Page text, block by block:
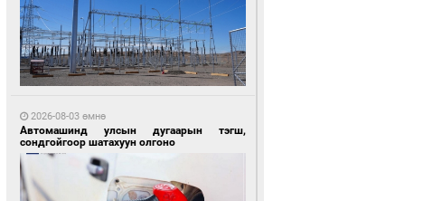
19 цагийн өмнө өмнө
2026-08-03 өмнө
Автомашинд улсын дугаарын тэгш,
сондгойгоор шатахуун олгоно